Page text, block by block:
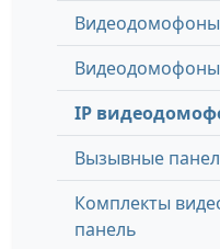
Видеодомофоны
IP
Вызывные
Комплекты
панель